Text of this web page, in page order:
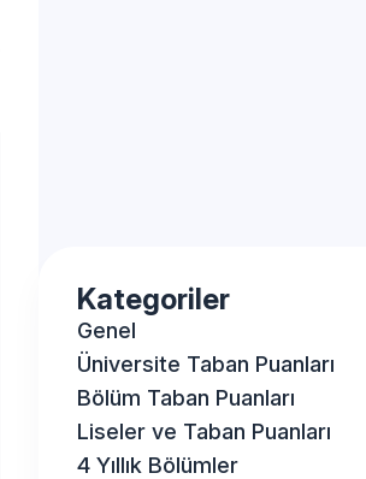
Kategoriler
Genel
Üniversite Taban Puanları
Bölüm Taban Puanları
Liseler ve Taban Puanları
4 Yıllık Bölümler